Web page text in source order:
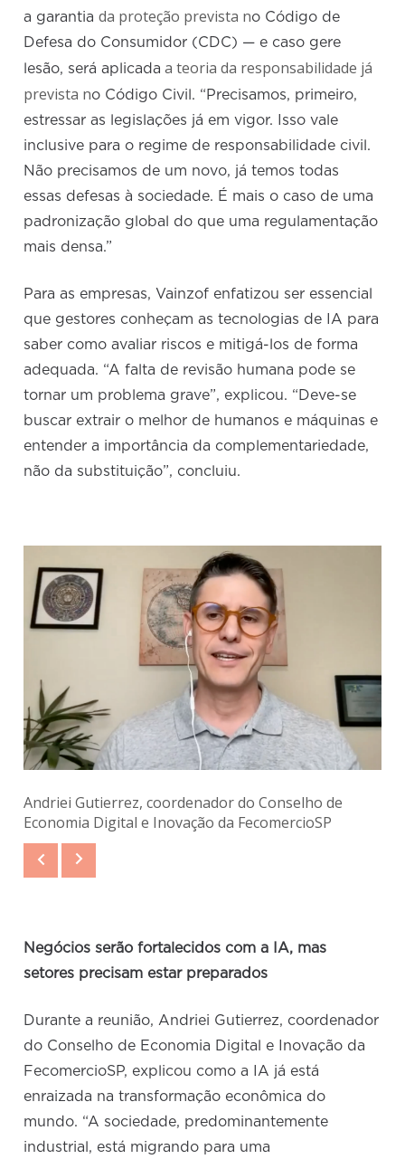
a garantiada proteção prevista no Código de
Defesa do Consumidor (CDC) — e caso gere
lesão, será aplicada a teoria da responsabilidade já
prevista no Código Civil. “Precisamos, primeiro,
estressar as legislações já em vigor. Isso vale
inclusive para o regime de responsabilidade civil.
Não precisamos de um novo, já temos todas
essas defesas à sociedade. É mais o caso de uma
padronização global do que uma regulamentação
mais densa.”
Para as empresas, Vainzof enfatizou ser essencial
que gestores conheçam as tecnologias de IA para
saber como avaliar riscos e mitigá-los de forma
adequada. “A falta de revisão humana pode se
tornar um problema grave”, explicou. “Deve-se
buscar extrair o melhor de humanos e máquinas e
entender a importância da complementariedade,
não da substituição”, concluiu.
Andriei Gutierrez, coordenador do Conselho de
Economia Digital e Inovação da FecomercioSP
Negócios serão fortalecidos com a IA, mas
setores precisam estar preparados
Durante a reunião, Andriei Gutierrez, coordenador
do Conselho de Economia Digital e Inovação da
FecomercioSP, explicou como a IA já está
enraizada na transformação econômica do
mundo. “A sociedade, predominantemente
industrial, está migrando para uma